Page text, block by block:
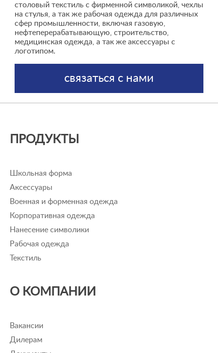
столовый текстиль с фирменной символикой, чехлы
на стулья, а так же рабочая одежда для различных
сфер промышленности, включая газовую,
нефтеперерабатывающую, строительство,
медицинская одежда, а так же аксессуары с
логотипом.
связаться с нами
ПРОДУКТЫ
Школьная форма
Аксессуары
Военная и форменная одежда
Корпоративная одежда
Нанесение символики
Рабочая одежда
Текстиль
О КОМПАНИИ
Вакансии
Дилерам